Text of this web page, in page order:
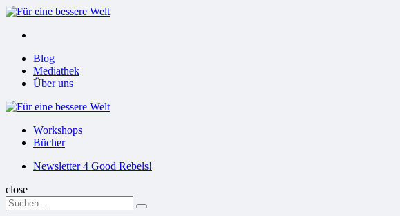
Menu
Menu
Blog
Mediathek
Über uns
Für
Workshops
Bücher
SuchenNewsletter 4 Good Rebels!
close
Search
for:
Suchen